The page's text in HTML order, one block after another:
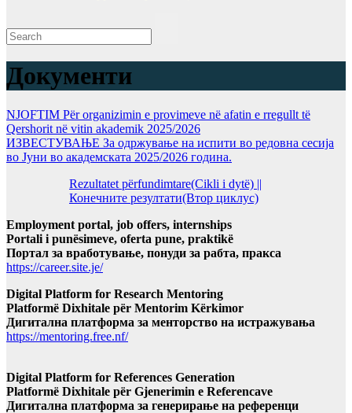
Документи
NJOFTIM Për organizimin e provimeve në afatin e rregullt të
Qershorit në vitin akademik 2025/2026
ИЗВЕСТУВАЊЕ За одржување на испити во редовна сесија
во Јуни во академската 2025/2026 година.
Rezultatet përfundimtare(Cikli i dytë) ||
Конечните резултати(Втор циклус)
Employment portal, job offers, internships
Portali i punësimeve, oferta pune, praktikë
Портал за вработување, понуди за рабта, пракса
https://career.site.je/
Digital Platform for Research Mentoring
Platformë Dixhitale për Mentorim Kërkimor
Дигитална платформа за менторство на истражувања
https://mentoring.free.nf/
Digital Platform for References Generation
Platformë Dixhitale për Gjenerimin e Referencave
Дигитална платформа за генерирање на референци